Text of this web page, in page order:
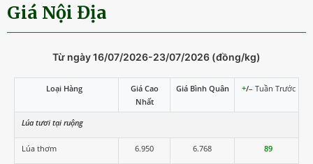
Giá Nội Địa
Từ ngày 16/07/2026-23/07/2026 (đồng/kg)
Loại Hàng
Giá Cao
Nhất
Giá Bình Quân +/– Tuần Trước
Lúa tươi tại ruộng
Lúa thơm 6.950 6.768 89